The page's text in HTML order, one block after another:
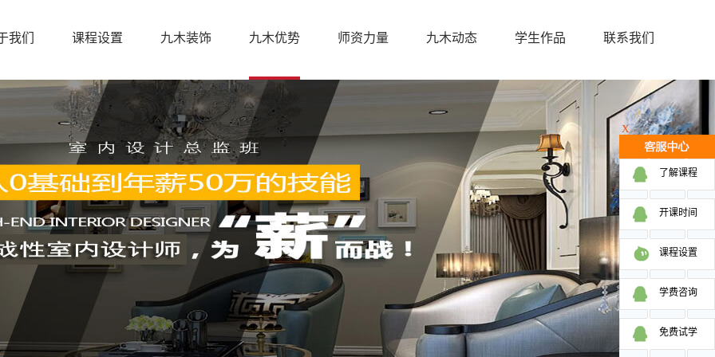
我们 课程设置 九木装饰 九木优势 师资力量 九木动态 学生作品 联系我们
X
了解课程
开课时间
课程设置
学费咨询
免费试学